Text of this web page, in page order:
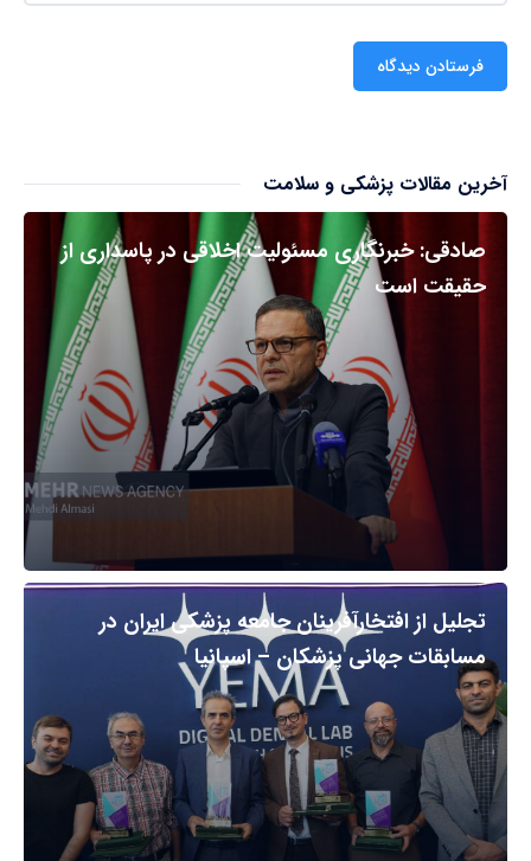
آخرین مقالات پزشکی و سلامت
صادقی: خبرنگاری مسئولیت اخلاقی در پاسداری از
حقیقت است
تجلیل از افتخارآفرینان جامعه پزشکی ایران در
مسابقات جهانی پزشکان – اسپانیا